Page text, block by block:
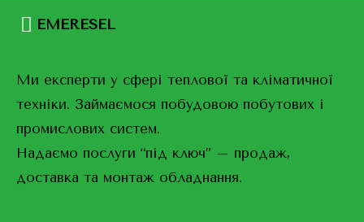
EMERESEL
Ми експерти у сфері теплової та кліматичної
техніки. Займаємося побудовою побутових і
промислових систем.
Надаємо послуги “під ключ” – продаж,
доставка та монтаж обладнання.